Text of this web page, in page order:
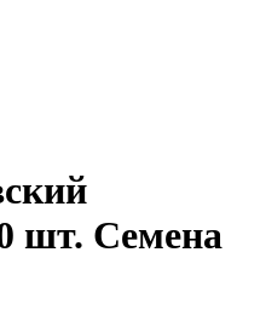
шт. Семена